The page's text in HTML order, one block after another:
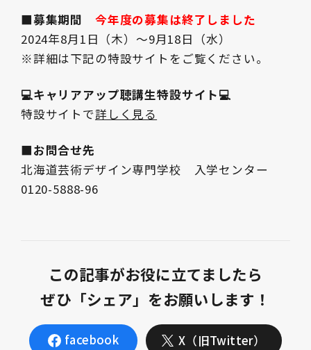
■募集期間 今年度の募集は終了しました
2024年8月1日（木）～9月18日（水）
※詳細は下記の特設サイトをご覧ください。
💻キャリアアップ聴講生特設サイト💻
特設サイトで詳しく見る
■お問合せ先
北海道芸術デザイン専門学校 入学センター
0120-5888-96
この記事がお役に立てましたら
ぜひ「シェア」をお願いします！
facebook X（旧Twitter）